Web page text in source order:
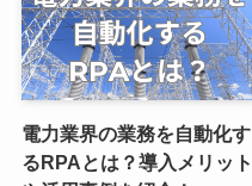
電力業界の業務を自動化す
るRPAとは？導入メリット